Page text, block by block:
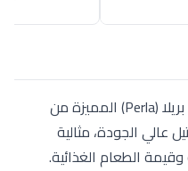
حلة بخار مقاس 20 سم من سلسلة بريلا (Perla) المميزة من
عالي الجودة، مثالية
الطعام الغذائية.